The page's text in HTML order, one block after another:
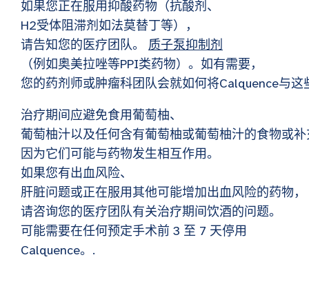
如果您正在服用抑酸药物（抗酸剂、
H2受体阻滞剂如法莫替丁等），
请告知您的医疗团队。 质子泵抑制剂
（例如奥美拉唑等PPI类药物）。如有需要，
您的药剂师或肿瘤科团队会就如何将Calquence与
治疗期间应避免食用葡萄柚、
葡萄柚汁以及任何含有葡萄柚或葡萄柚汁的食物或
因为它们可能与药物发生相互作用。
如果您有出血风险、
肝脏问题或正在服用其他可能增加出血风险的药物，
请咨询您的医疗团队有关治疗期间饮酒的问题。
可能需要在任何预定手术前 3 至 7 天停用
Calquence。.